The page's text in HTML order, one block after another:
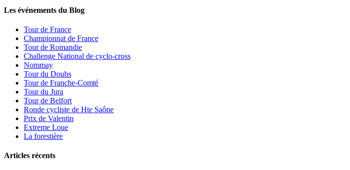
Les événements du Blog
Tour de France
Championnat de France
Tour de Romandie
Challenge National de cyclo-cross
Nommay
Tour du Doubs
Tour de Franche-Comté
Tour du Jura
Tour de Belfort
Ronde cycliste de Hte Saône
Prix de Valentin
Extreme Loue
La forestière
Articles récents